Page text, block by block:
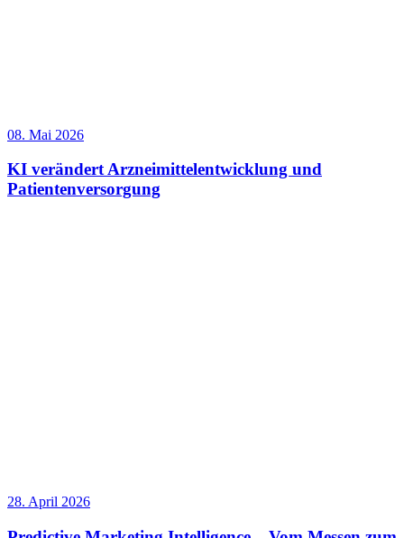
08. Mai 2026
KI verändert Arzneimittelentwicklung und
Patientenversorgung
28. April 2026